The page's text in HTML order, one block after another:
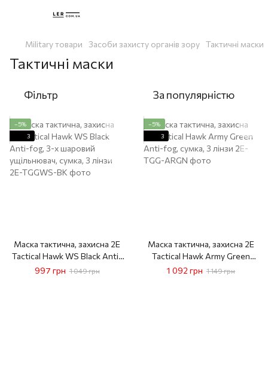
Military товари Засоби захисту органів зору Тактичні маски
Тактичні маски
Фільтр За популярністю
−5%
3
Маска тактична, захисна 2E
Tactical Hawk WS Black Anti-
fog, 3-х шаровий
997 грн 1 049 грн
−5%
3
Маска тактична, захисна 2E
Tactical Hawk Army Green
Anti-fog, сумка, 3 лінзи
1 092 грн 1 149 грн